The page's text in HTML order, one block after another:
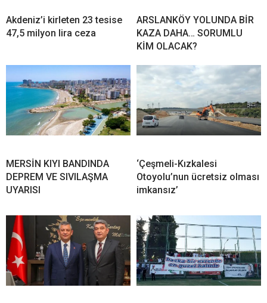
Akdeniz’i kirleten 23 tesise
47,5 milyon lira ceza
ARSLANKÖY YOLUNDA BİR
KAZA DAHA… SORUMLU
KİM OLACAK?
MERSİN KIYI BANDINDA
DEPREM VE SIVILAŞMA
UYARISI
‘Çeşmeli-Kızkalesi
Otoyolu’nun ücretsiz olması
imkansız’